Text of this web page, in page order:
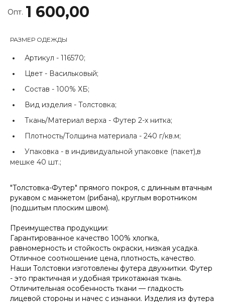
Опт. 1 600,00
РАЗМЕР ОДЕЖДЫ
Артикул - 116570;
Цвет - Васильковый;
Состав - 100% ХБ;
Вид изделия - Толстовка;
Ткань/Материал верха - Футер 2-х нитка;
Плотность/Толщина материала - 240 г/кв.м;
Упаковка - в индивидуальной упаковке (пакет),в
мешке 40 шт.;
"Толстовка-Футер" прямого покроя, с длинным втачным
рукавом с манжетом (рибана), круглым воротником
(подшитым плоским швом).
Преимущества продукции:
Гарантированное качество 100% хлопка,
равномерность и стойкость окраски, низкая усадка.
Отличное соотношение цена, плотность, качество.
Наши Толстовки изготовлены футера двухнитки. Футер
- это практичная и удобная трикотажная ткань.
Отличительная особенность ткани — гладкость
лицевой стороны и начес с изнанки. Изделия из футера